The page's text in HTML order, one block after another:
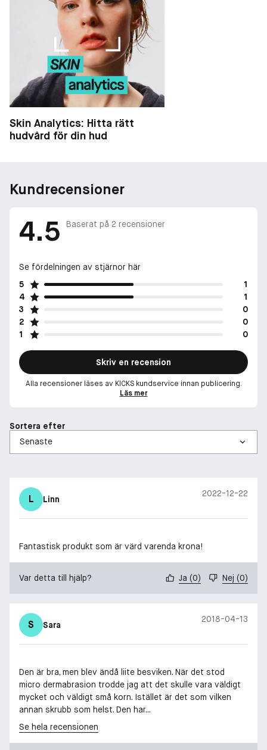
Skin Analytics: Hitta rätt
hudvård för din hud
Kundrecensioner
4.5 Baserat på 2 recensioner
Se fördelningen av stjärnor här
5
1
4
1
3
0
2
0
1
0
Skriv en recension
Alla recensioner läses av KICKS kundservice innan publicering.
Läs mer
Sortera efter
L Linn
2022-12-22
Fantastisk produkt som är värd varenda krona!
Var detta till hjälp? Ja (0) Nej (0)
S Sara
2018-04-13
Den är bra, men blev ändå liite besviken. När det stod
micro dermabrasion trodde jag att det skulle vara väldigt
mycket och väldigt små korn. Istället är det som vilken
annan skrubb som helst. Den har...
Se hela recensionen